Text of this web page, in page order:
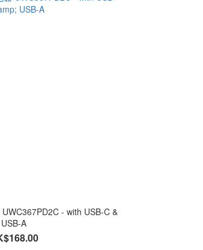
- with USB-C &
USB-A